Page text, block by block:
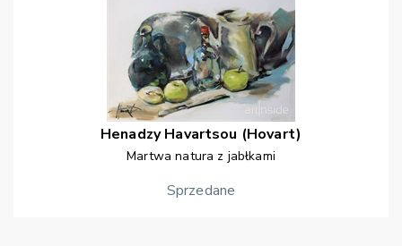
Henadzy Havartsou (Hovart)
Martwa natura z jabłkami
Sprzedane